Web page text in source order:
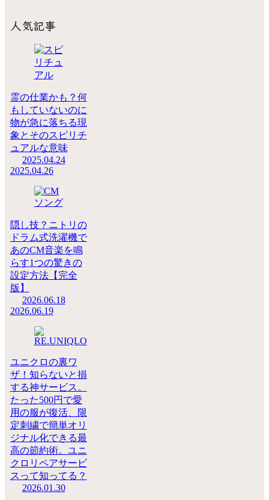
人気記事
霊の仕業かも？何
もしていないのに
物が急に落ちる現
象とそのスピリチ
ュアルな意味
2025.04.24
2025.04.26
隠し技？ニトリの
ドラム式洗濯機で
あのCM音楽を鳴
らす1つの驚きの
設定方法【完全
版】
2026.06.18
2026.06.19
ユニクロの裏ワ
ザ！知らないと損
する神サービス。
たった500円で愛
用の服が復活、限
定刺繍で簡単オリ
ジナル化できる最
高の節約術。ユニ
クロリペアサービ
スって知ってる？
2026.01.30